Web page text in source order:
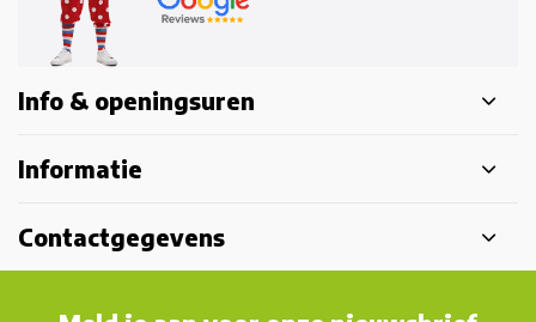
Info & openingsuren
Informatie
Contactgegevens